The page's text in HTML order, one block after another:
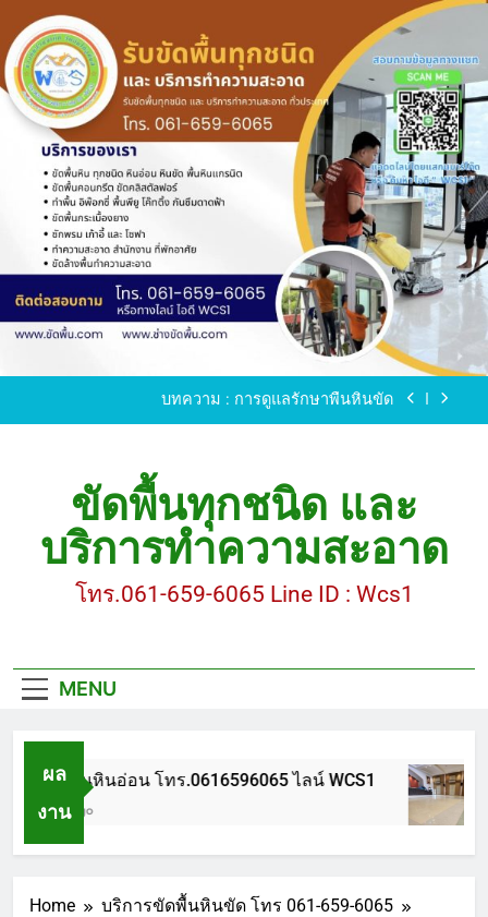
to
content
ขัดพื้นหินขัด อบต.แหลมบัวนครปฐม
ขัดพื้นหินอ่อน โทร.0616596065 ไลน์ WCS1
บทความ : การดูแลรักษาพื้นหินขัด
ขัดพื้นหินขัด อบต.แหลมบัวนครปฐม
ขัดพื้นหินอ่อน โทร.0616596065 ไลน์ WCS1
บทความ : การดูแลรักษาพื้นหินขัด
ขัดพื้นทุกชนิด และ
บริการทำความสะอาด
โทร.061-659-6065 Line ID : Wcs1
MENU
ผล
งาน
ขัดพื้นหินอ่อน โทร.0616596065 ไลน์ WCS1
1 ปี Ago
Home
บริการขัดพื้นหินขัด โทร 061-659-6065